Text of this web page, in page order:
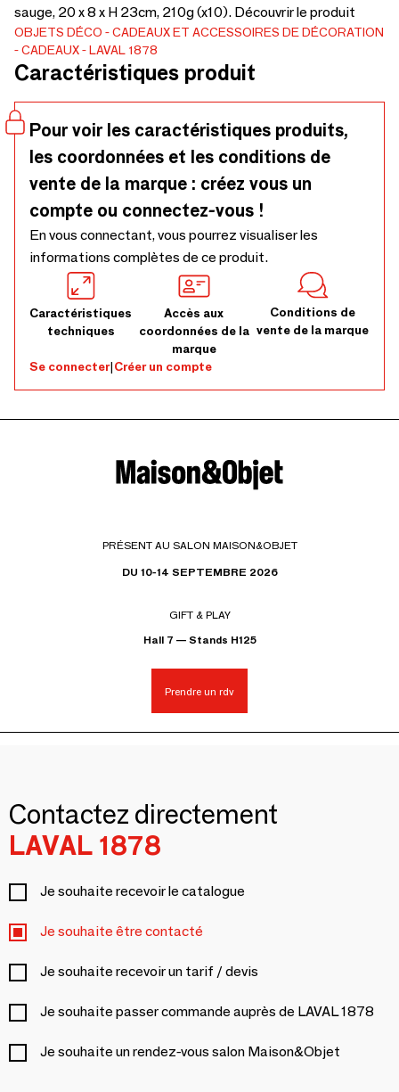
sauge, 20 x 8 x H 23cm, 210g (x10). Découvrir le produit
OBJETS DÉCO
CADEAUX ET ACCESSOIRES DE DÉCORATION
CADEAUX
LAVAL 1878
Caractéristiques produit
Pour voir les caractéristiques produits,
les coordonnées et les conditions de
vente de la marque : créez vous un
compte ou connectez-vous !
En vous connectant, vous pourrez visualiser les
informations complètes de ce produit.
Caractéristiques
techniques
Accès aux
coordonnées de la
marque
Conditions de
vente de la marque
Se connecter|Créer un compte
PRÉSENT AU SALON MAISON&OBJET
DU 10-14 SEPTEMBRE 2026
GIFT & PLAY
Hall 7 — Stands H125
Prendre un rdv
Contactez directement
LAVAL 1878
Je souhaite recevoir le catalogue
Je souhaite être contacté
Je souhaite recevoir un tarif / devis
Je souhaite passer commande auprès de LAVAL 1878
Je souhaite un rendez-vous salon Maison&Objet